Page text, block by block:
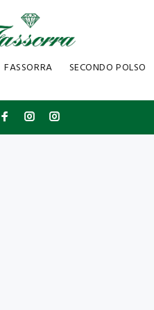
FASSORRA SECONDO POLSO